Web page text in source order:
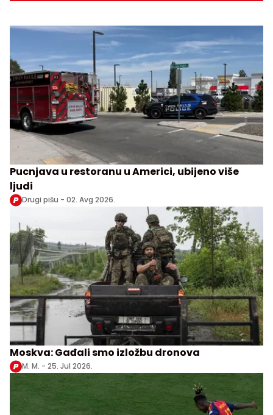
Pucnjava u restoranu u Americi, ubijeno više
ljudi
Drugi pišu - 02. Avg 2026.
Moskva: Gađali smo izložbu dronova
M. M. - 25. Jul 2026.